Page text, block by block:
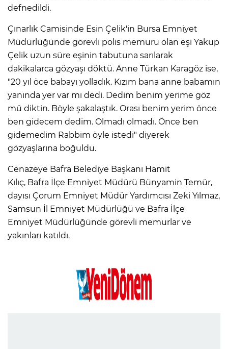
defnedildi.
Çınarlık Camisinde Esin Çelik'in Bursa Emniyet
Müdürlüğünde görevli polis memuru olan eşi Yakup
Çelik uzun süre eşinin tabutuna sarılarak
dakikalarca gözyaşı döktü. Anne Türkan Karagöz ise,
"20 yıl öce babayı yolladık. Kızım bana anne babamın
yanında yer var mı dedi. Dedim benim yerime göz
mü diktin. Böyle şakalaştık. Orası benim yerim önce
ben gidecem dedim. Olmadı olmadı. Önce ben
gidemedim Rabbim öyle istedi" diyerek
gözyaşlarına boğuldu.
Cenazeye Bafra Belediye Başkanı Hamit
Kılıç, Bafra İlçe Emniyet Müdürü Bünyamin Temür,
dayısı Çorum Emniyet Müdür Yardımcısı Zeki Yılmaz,
Samsun İl Emniyet Müdürlüğü ve Bafra İlçe
Emniyet Müdürlüğünde görevli memurlar ve
yakınları katıldı.